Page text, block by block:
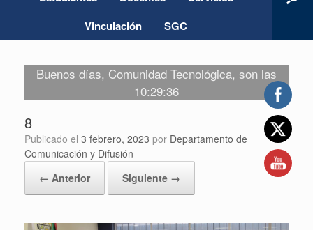
Vinculación
SGC
Buenos días, Comunidad Tecnológica, son las
10:29:36
8
Publicado el 3 febrero, 2023 por Departamento de
Comunicación y Difusión
← Anterior
Siguiente →